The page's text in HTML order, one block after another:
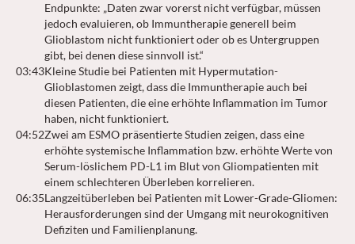
Endpunkte: „Daten zwar vorerst nicht verfügbar, müssen
jedoch evaluieren, ob Immuntherapie generell beim
Glioblastom nicht funktioniert oder ob es Untergruppen
gibt, bei denen diese sinnvoll ist.“
03:43Kleine Studie bei Patienten mit Hypermutation-
Glioblastomen zeigt, dass die Immuntherapie auch bei
diesen Patienten, die eine erhöhte Inflammation im Tumor
haben, nicht funktioniert.
04:52Zwei am ESMO präsentierte Studien zeigen, dass eine
erhöhte systemische Inflammation bzw. erhöhte Werte von
Serum-löslichem PD-L1 im Blut von Gliompatienten mit
einem schlechteren Überleben korrelieren.
06:35Langzeitüberleben bei Patienten mit Lower-Grade-Gliomen:
Herausforderungen sind der Umgang mit neurokognitiven
Defiziten und Familienplanung.